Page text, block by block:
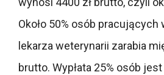
Około 50% osób pracujących
lekarza weterynarii zarabia
brutto. Wypłata 25% osób